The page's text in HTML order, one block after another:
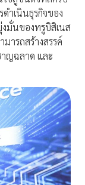
ำเนินธุรกิจของ
มั่นของทรูบิสิเนส
ารถสร้างสรรค์
าญฉลาด และ